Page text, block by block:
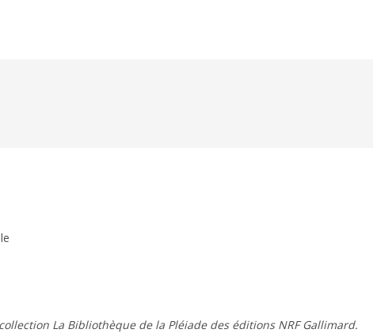
La Bibliothèque de la Pléiade des éditions NRF Gallimard.